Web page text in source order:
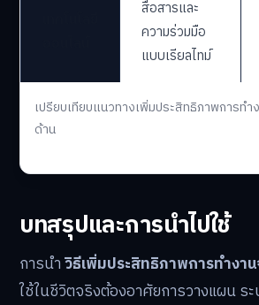
เปรียบเทียบแนวทางเพิ่มประสิทธิภาพการทำ
ด้าน
สื่อสารและ
ความร่วมมือ
แบบเรียลไทม์
บทสรุปและการนำไปใช้
การนำวิธีเพิ่มประสิทธิภาพการทำงา
ใช้ในชีวิตจริงต้องอาศัยการวางแผน ระ